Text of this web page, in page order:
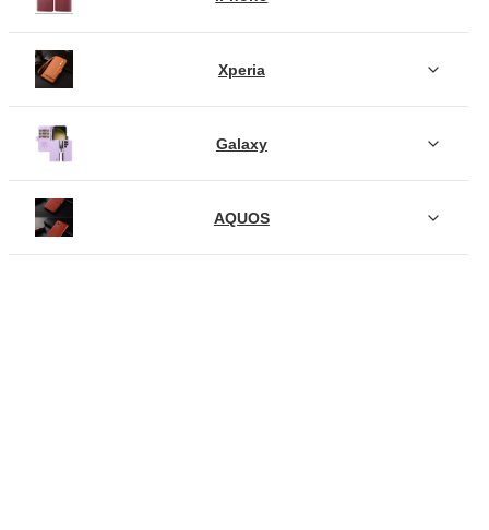
Xperia
Galaxy
AQUOS